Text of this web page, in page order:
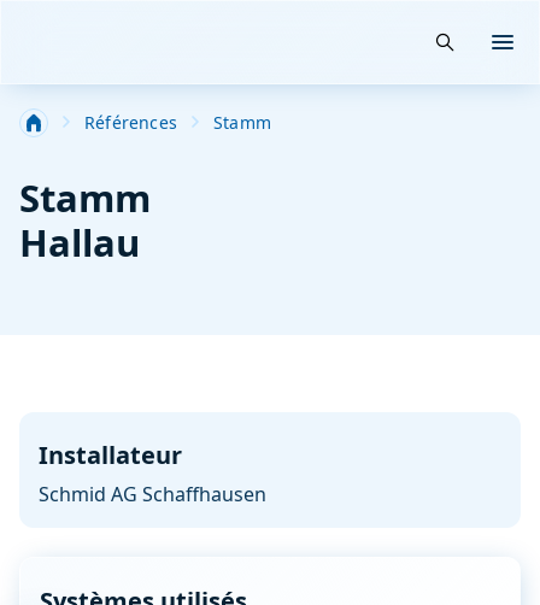
Suche
Références Stamm
Stamm
Hallau
Installateur
Schmid AG Schaffhausen